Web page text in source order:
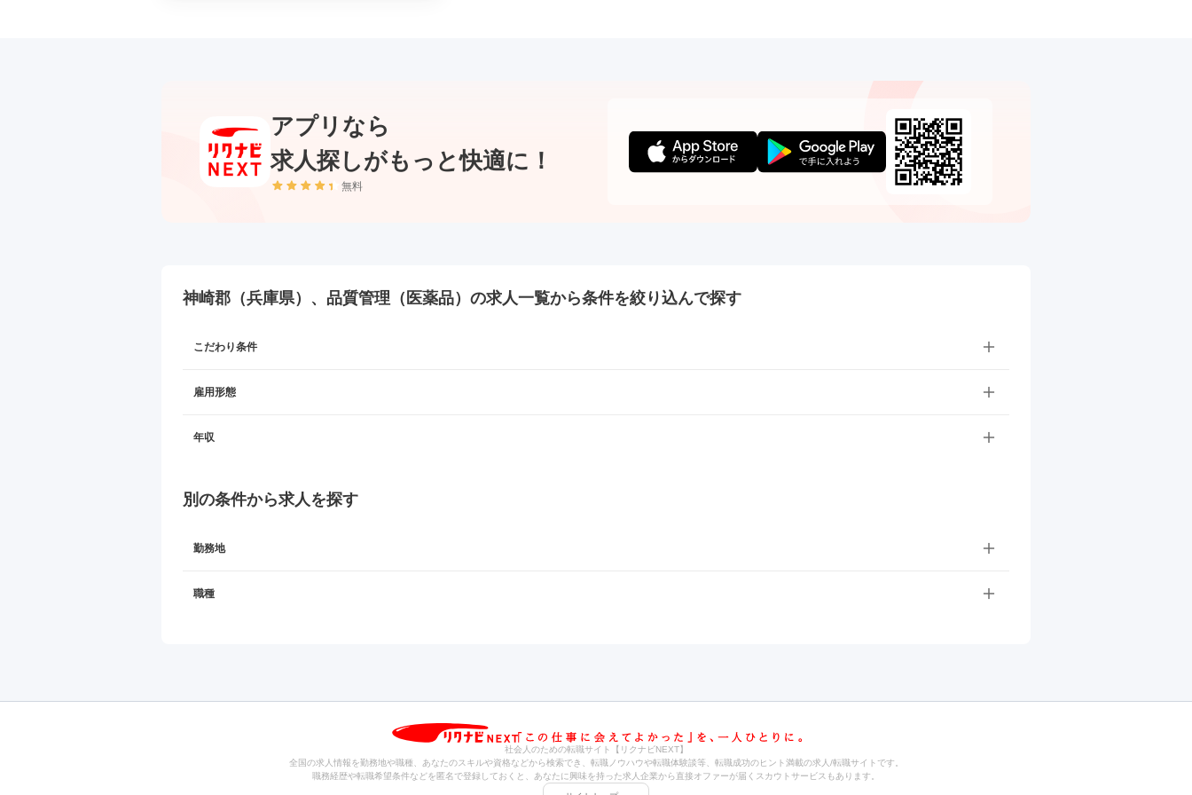
アプリなら
求人探しがもっと快適に！
無料
神崎郡（兵庫県）、品質管理（医薬品）の求人一覧から条件を絞り込んで探す
こだわり条件
雇用形態
年収
別の条件から求人を探す
勤務地
職種
社会人のための転職サイト【リクナビNEXT】
全国の求人情報を勤務地や職種、あなたのスキルや資格などから検索でき、転職ノウハウや転職体験談等、転職成功のヒント満載の求人/転職サイトです。
職務経歴や転職希望条件などを匿名で登録しておくと、あなたに興味を持った求人企業から直接オファーが届くスカウトサービスもあります。